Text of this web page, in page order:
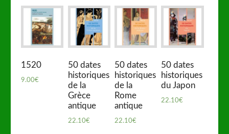
1520
9.00€
50 dates
historiques
de la
Grèce
antique
22.10€
50 dates
historiques
de la
Rome
antique
22.10€
50 dates
historiques
du Japon
22.10€